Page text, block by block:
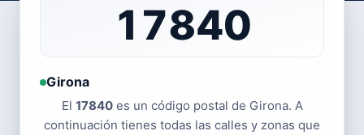
17840
Girona
El 17840es un código postal de Girona. A
continuación tienes todas las calles y zonas que